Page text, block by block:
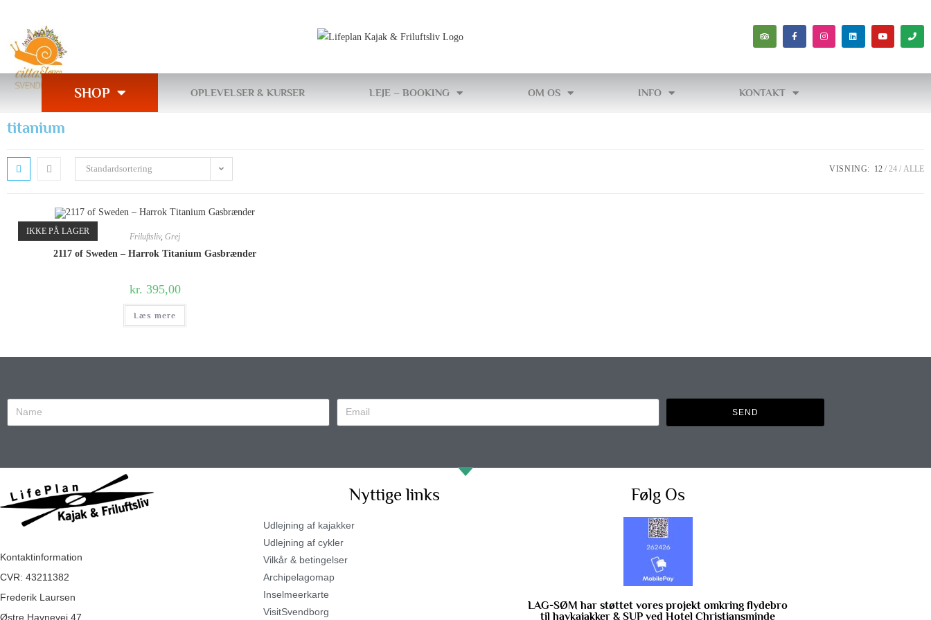
SHOP OPLEVELSER & KURSER LEJE – BOOKING OM OS INFO KONTAKT
titanium
Standardsortering VISNING: 12 24 ALLE
IKKE PÅ LAGER
Friluftsliv,Grej
2117 of Sweden – Harrok Titanium Gasbrænder
kr. 395,00
Læs mere
SEND
Kontaktinformation
CVR: 43211382
Frederik Laursen
Østre Havnevej 47
Nyttige links
Udlejning af kajakker
Udlejning af cykler
Vilkår & betingelser
Archipelagomap
Inselmeerkarte
VisitSvendborg
Følg Os
LAG-SØM har støttet vores projekt omkring flydebro
til havkajakker & SUP ved Hotel Christiansminde